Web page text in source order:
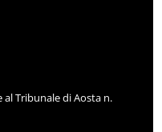
Tribunale di Aosta n.